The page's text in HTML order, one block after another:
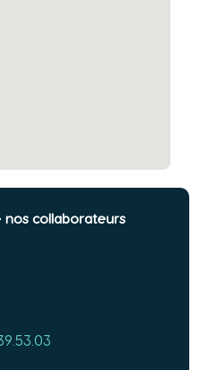
nos collaborateurs